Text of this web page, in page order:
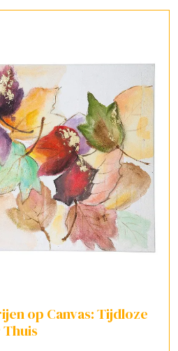
op Canvas: Tijdloze